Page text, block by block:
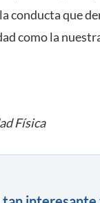
conducta que
como la
Física